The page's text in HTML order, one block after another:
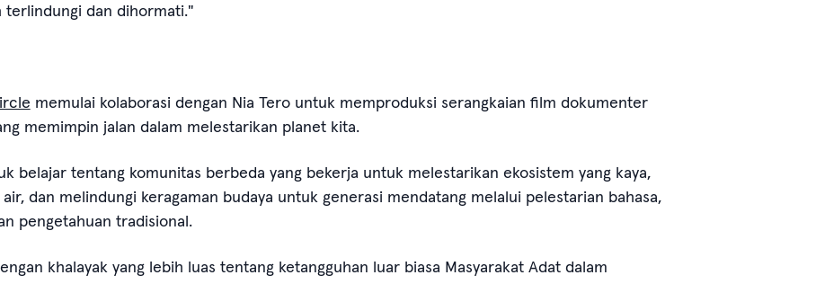
terlindungi dan dihormati."
memulai kolaborasi dengan Nia Tero untuk memproduksi serangkaian film dokumenter
memimpin jalan dalam melestarikan planet kita.
belajar tentang komunitas berbeda yang bekerja untuk melestarikan ekosistem yang kaya,
dan melindungi keragaman budaya untuk generasi mendatang melalui pelestarian bahasa,
pengetahuan tradisional.
khalayak yang lebih luas tentang ketangguhan luar biasa Masyarakat Adat dalam